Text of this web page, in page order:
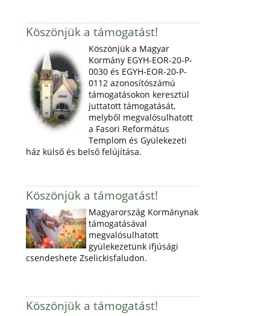
Köszönjük a támogatást!
Köszönjük a Magyar
Kormány EGYH-EOR-20-P-
0030 és EGYH-EOR-20-P-
0112 azonosítószámú
támogatásokon keresztül
juttatott támogatását,
melyből megvalósulhatott
a Fasori Református
Templom és Gyülekezeti
ház külső és belső felújítása.
Köszönjük a támogatást!
Magyarország Kormánynak
támogatásával
megvalósulhatott
gyülekezetünk ifjúsági
csendeshete Zselickisfaludon.
Köszönjük a támogatást!